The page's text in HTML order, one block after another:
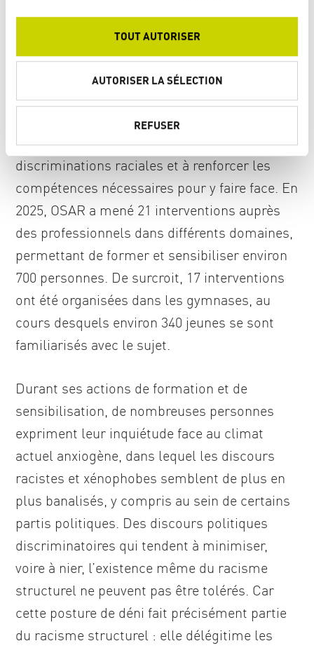
TOUT AUTORISER
AUTORISER LA SÉLECTION
REFUSER
et les institutions.Ces formations et ateliers
destinés tant aux adultes qu’aux jeunes,
visent à déconstruire les mécanismes du
racisme structurel et à promouvoir une
société plus inclusive. Elles contribuent à
développer une compréhension critique des
discriminations raciales et à renforcer les
compétences nécessaires pour y faire face. En
2025, OSAR a mené 21 interventions auprès
des professionnels dans différents domaines,
permettant de former et sensibiliser environ
700 personnes. De surcroit, 17 interventions
ont été organisées dans les gymnases, au
cours desquels environ 340 jeunes se sont
familiarisés avec le sujet.
Durant ses actions de formation et de
sensibilisation, de nombreuses personnes
expriment leur inquiétude face au climat
actuel anxiogène, dans lequel les discours
racistes et xénophobes semblent de plus en
plus banalisés, y compris au sein de certains
partis politiques. Des discours politiques
discriminatoires qui tendent à minimiser,
voire à nier, l’existence même du racisme
structurel ne peuvent pas être tolérés. Car
cette posture de déni fait précisément partie
du racisme structurel : elle délégitime les